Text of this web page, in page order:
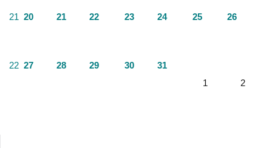
21 20 21 22 23 24 25 26
22 27 28 29 30
31
1
2